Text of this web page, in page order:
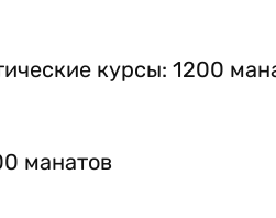
курсы: 1200
манатов